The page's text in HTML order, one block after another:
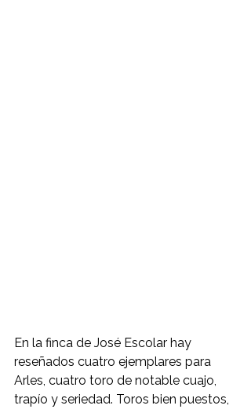
En la finca de José Escolar hay
reseñados cuatro ejemplares para
Arles, cuatro toro de notable cuajo,
trapío y seriedad. Toros bien puestos,